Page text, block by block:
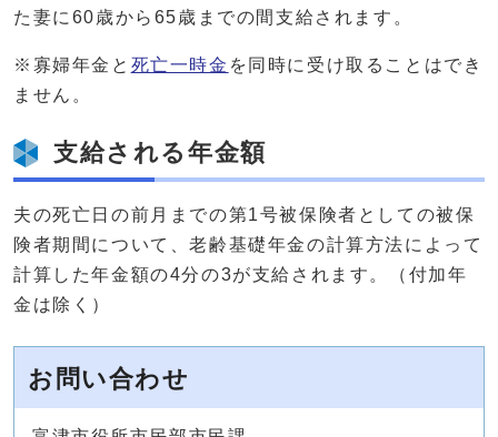
た妻に60歳から65歳までの間支給されます。
※寡婦年金と 死亡一時金 を同時に受け取ることはでき
ません。
支給される年金額
夫の死亡日の前月までの第1号被保険者としての被保
険者期間について、老齢基礎年金の計算方法によって
計算した年金額の4分の3が支給されます。（付加年
金は除く）
お問い合わせ